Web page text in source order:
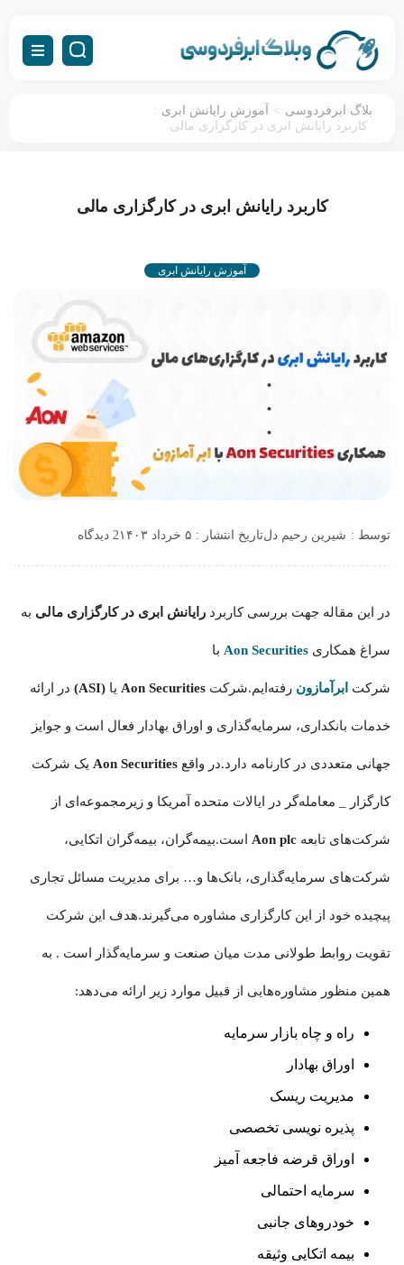
بلاگ ابرفردوسی > آموزش رایانش ابری :
کاربرد رایانش ابری در کارگزاری مالی
کاربرد رایانش ابری در کارگزاری مالی
آموزش رایانش ابری
توسط : شیرین رحیم دلتاریخ انتشار : ۵ خرداد ۱۴۰۳ 2 دیدگاه
در این مقاله جهت بررسی کاربرد رایانش ابری در کارگزاری مالی به
سراغ همکاری Aon Securities با
شرکت ابرآمازون رفته‌ایم.شرکت Aon Securities یا (ASI) در ارائه
خدمات بانکداری، سرمایه‌گذاری و اوراق بهادار فعال است و جوایز
جهانی متعددی در کارنامه دارد.در واقع Aon Securities یک شرکت
کارگزار _ معامله‌گر در ایالات متحده آمریکا و زیرمجموعه‌ای از
شرکت‌های تابعه Aon plc است.بیمه‌گران، بیمه‌گران اتکایی،
شرکت‌های سرمایه‌گذاری، بانک‌ها و… برای مدیریت مسائل تجاری
پیچیده خود از این کارگزاری مشاوره می‌‌گیرند.هدف این شرکت
تقویت روابط طولانی مدت میان صنعت و سرمایه‌گذار است . به
همین منظور مشاوره‌هایی از قبیل موارد زیر ارائه می‌دهد:
راه‌ و چاه بازار سرمایه
اوراق بهادار
مدیریت ریسک
پذیره نویسی تخصصی
اوراق قرضه فاجعه آمیز
سرمایه احتمالی
خودروهای جانبی
بیمه اتکایی وثیقه